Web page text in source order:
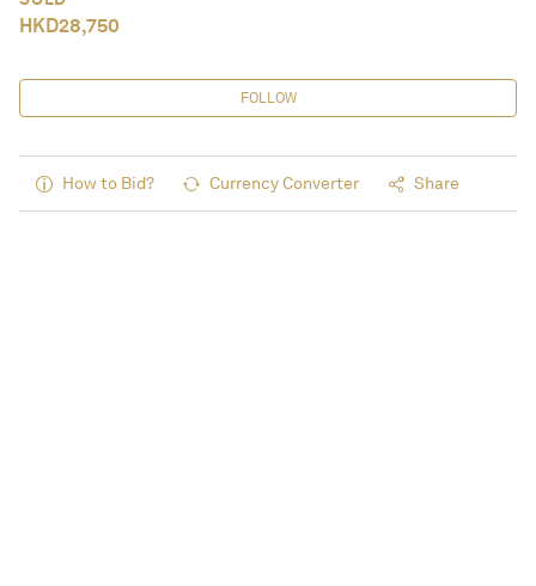
HKD28,750
FOLLOW
How to Bid? Currency Converter Share